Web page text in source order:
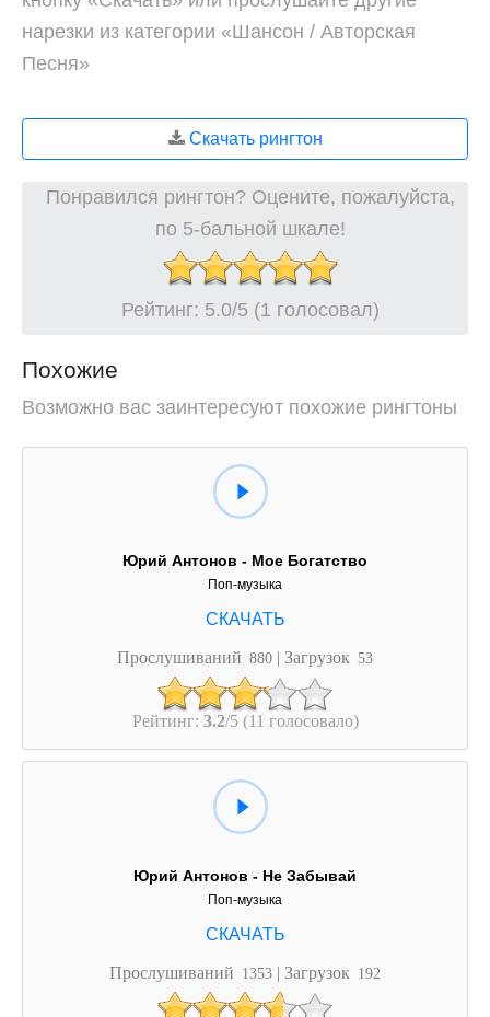
нарезки из категории «Шансон / Авторская
Песня»
Скачать рингтон
Понравился рингтон? Оцените, пожалуйста,
по 5-бальной шкале!
Рейтинг: 5.0/5 (1 голосовал)
Похожие
Возможно вас заинтересуют похожие рингтоны
Юрий Антонов - Мое Богатство
Поп-музыка
Прослушиваний 880 | Загрузок 53
Рейтинг: 3.2/5 (11 голосовало)
Юрий Антонов - Не Забывай
Поп-музыка
Прослушиваний 1353 | Загрузок 192